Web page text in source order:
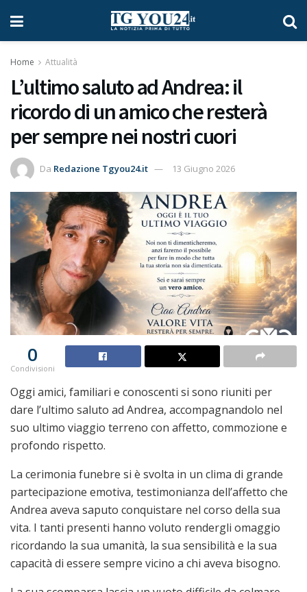
Home Attualità
L’ultimo saluto ad Andrea: il
ricordo di un amico che resterà
per sempre nei nostri cuori
Da Redazione Tgyou24.it 13 Giugno 2026
0
Condivisioni
Oggi amici, familiari e conoscenti si sono riuniti per
dare l’ultimo saluto ad Andrea, accompagnandolo nel
suo ultimo viaggio terreno con affetto, commozione e
profondo rispetto.
La cerimonia funebre si è svolta in un clima di grande
partecipazione emotiva, testimonianza dell’affetto che
Andrea aveva saputo conquistare nel corso della sua
vita. I tanti presenti hanno voluto rendergli omaggio
ricordando la sua umanità, la sua sensibilità e la sua
capacità di essere sempre vicino a chi aveva bisogno.